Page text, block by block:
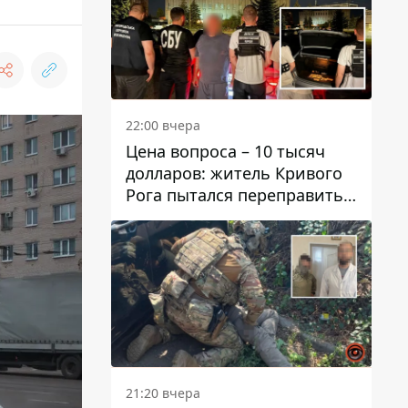
22:00 вчера
Цена вопроса – 10 тысяч
долларов: житель Кривого
Рога пытался переправить
мужчину в Словакию
21:20 вчера